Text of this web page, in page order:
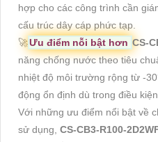
hợp cho các công trình cần
cấu trúc dây cáp phức tạp.
🚀Ưu điểm nỗi bật hơn CS-
năng chống nước theo tiêu
nhiệt độ môi trường rộng từ -
động ổn định dù trong điều
Với những ưu điểm nổi bật về
sử dụng, CS-CB3-R100-